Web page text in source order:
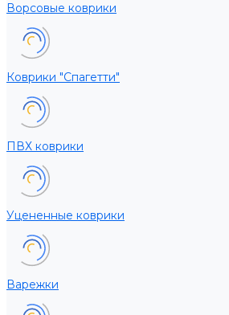
Ворсовые коврики
Коврики "Спагетти"
ПВХ коврики
Уцененные коврики
Варежки